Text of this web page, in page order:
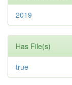
2019
Has File(s)
true